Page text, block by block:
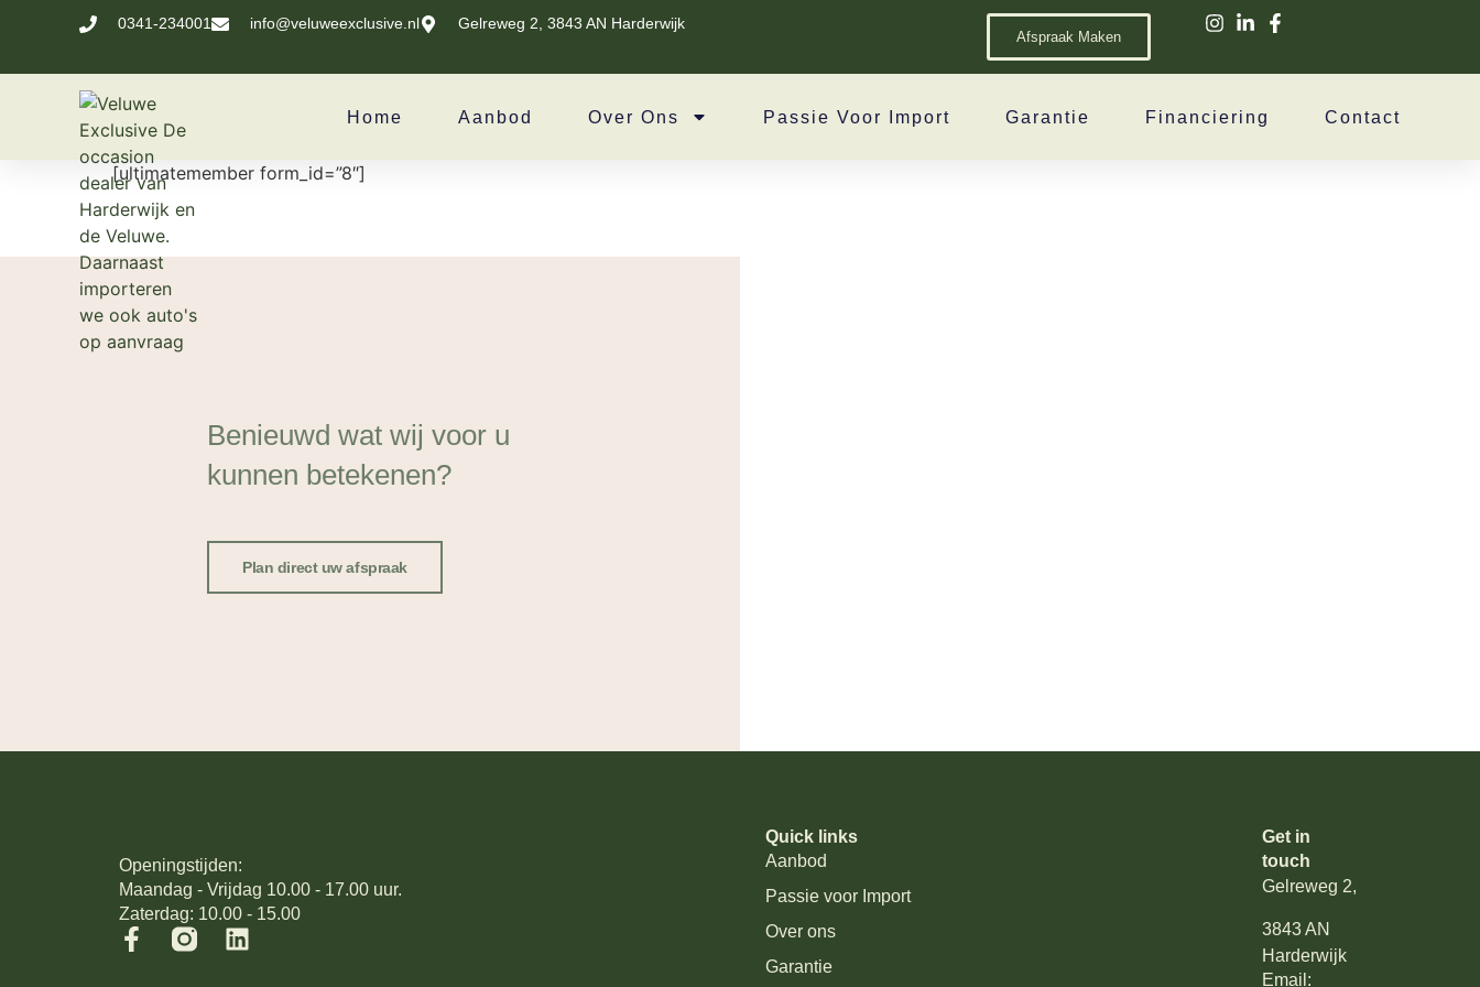
0341-234001 info@veluweexclusive.nl Gelreweg 2, 3843 AN Harderwijk
Afspraak Maken
Home Aanbod Over Ons Passie Voor Import Garantie Financiering Contact
[ultimatemember form_id=”8″]
Benieuwd wat wij voor u
kunnen betekenen?
Plan direct uw afspraak
Openingstijden:
Maandag - Vrijdag 10.00 - 17.00 uur.
Zaterdag: 10.00 - 15.00
Quick links
Aanbod
Passie voor Import
Over ons
Garantie
Get in
touch
Gelreweg 2,
3843 AN
Harderwijk
Email: